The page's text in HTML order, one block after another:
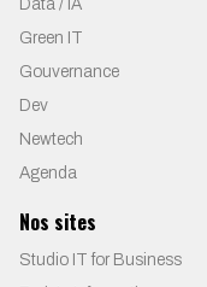
Data / IA
Green IT
Gouvernance
Dev
Newtech
Agenda
Nos sites
Studio IT for Business